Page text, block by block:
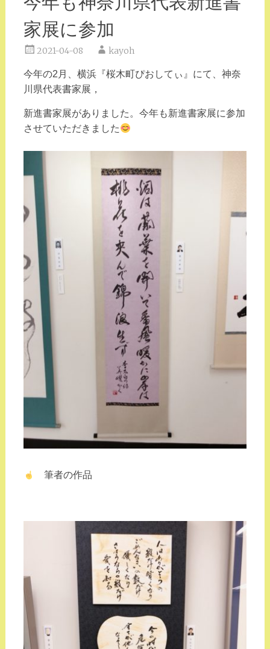
家展に参加
2021-04-08 kayoh
今年の2月、横浜『桜木町ぴおしてぃ』にて、神奈
川県代表書家展，
新進書家展がありました。今年も新進書家展に参加
させていただきました
筆者の作品